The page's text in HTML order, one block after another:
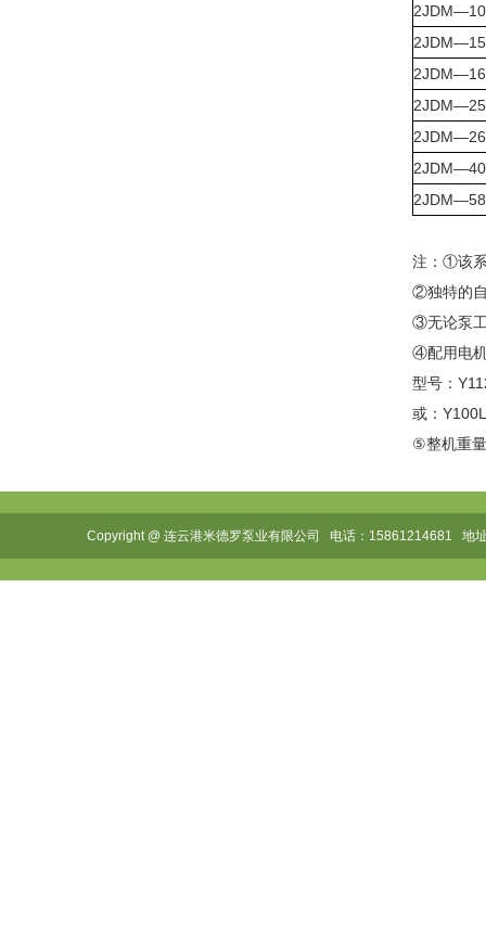
注：①该
②独特的
③无论泵
④配用电
型号：
或：
⑤整机重
Copyright @ 连云港米德罗泵业有限公司 电话：15861214681